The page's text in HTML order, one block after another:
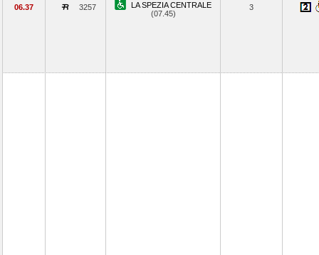
06.37 3257
LA SPEZIA CENTRALE
(07.45)
3